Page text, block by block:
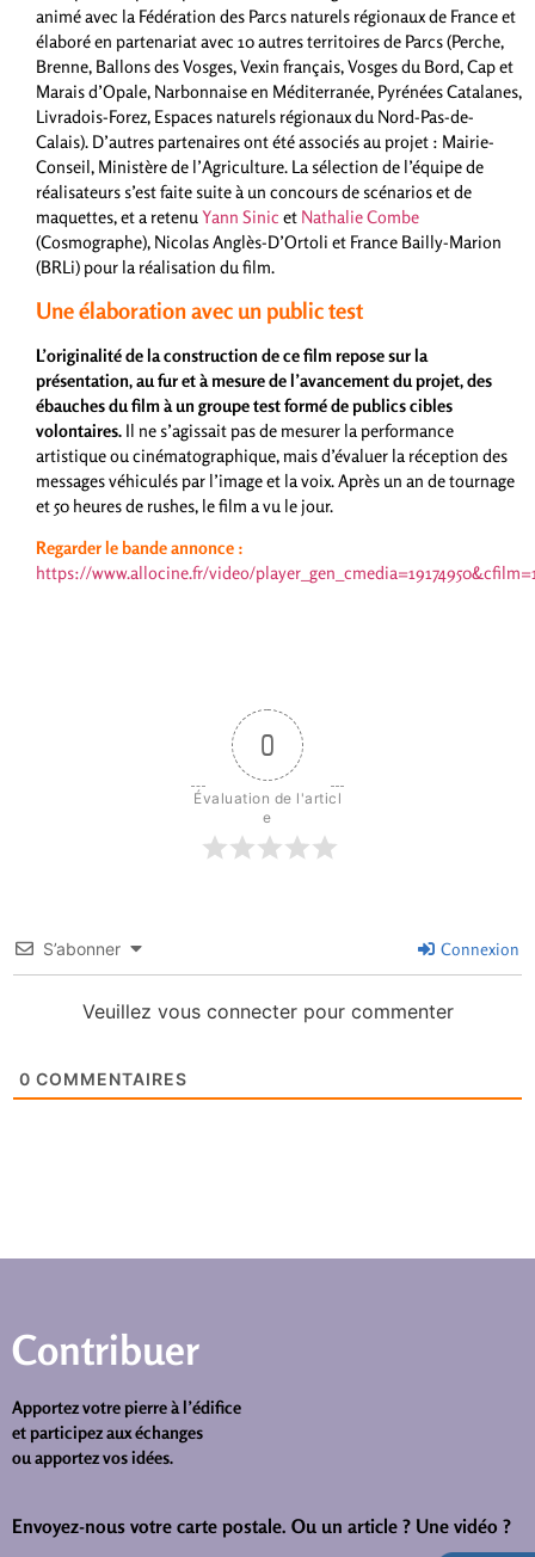
animé avec la Fédération des Parcs naturels régionaux de France et
élaboré en partenariat avec 10 autres territoires de Parcs (Perche,
Brenne, Ballons des Vosges, Vexin français, Vosges du Bord, Cap et
Marais d’Opale, Narbonnaise en Méditerranée, Pyrénées Catalanes,
Livradois-Forez, Espaces naturels régionaux du Nord-Pas-de-
Calais). D’autres partenaires ont été associés au projet : Mairie-
Conseil, Ministère de l’Agriculture. La sélection de l’équipe de
réalisateurs s’est faite suite à un concours de scénarios et de
maquettes, et a retenu Yann Sinic et Nathalie Combe
(Cosmographe), Nicolas Anglès-D’Ortoli et France Bailly-Marion
(BRLi) pour la réalisation du film.
Une élaboration avec un public test
L’originalité de la construction de ce film repose sur la
présentation, au fur et à mesure de l’avancement du projet, des
ébauches du film à un groupe test formé de publics cibles
volontaires. Il ne s’agissait pas de mesurer la performance
artistique ou cinématographique, mais d’évaluer la réception des
messages véhiculés par l’image et la voix. Après un an de tournage
et 50 heures de rushes, le film a vu le jour.
Regarder le bande annonce :
https://www.allocine.fr/video/
0
Évaluation de l'articl
e
S’abonner Connexion
Veuillez vous connecter pour commenter
0 COMMENTAIRES
Contribuer
Apportez votre pierre à l’édifice
et participez aux échanges
ou apportez vos idées.
Envoyez-nous votre carte postale. Ou un article ? Une vidéo ?